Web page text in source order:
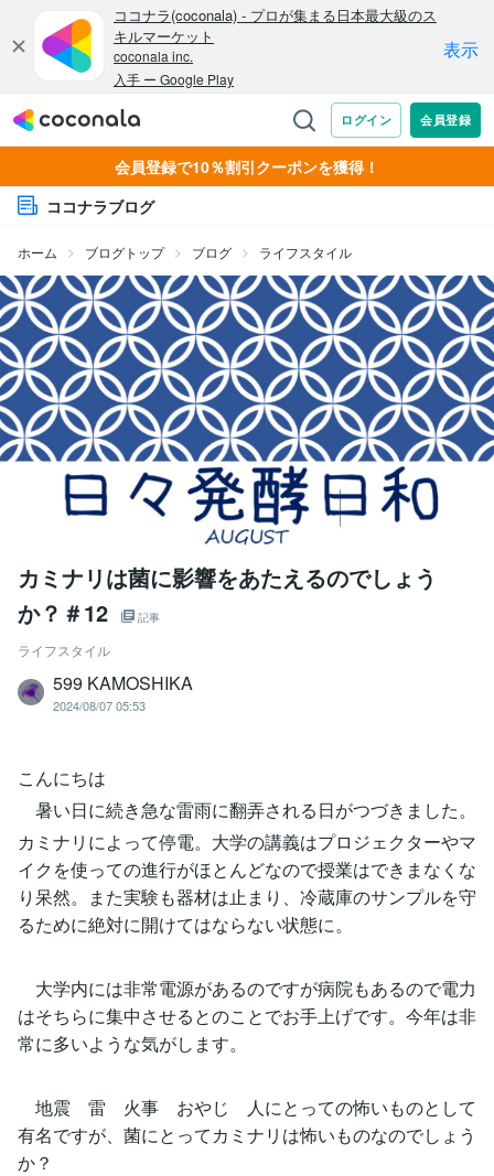
会員登録で10％割引クーポンを獲得！
ココナラブログ
ホーム ブログトップ ブログ ライフスタイル
カミナリは菌に影響をあたえるのでしょう
か？＃12
記事
ライフスタイル
599 KAMOSHIKA
2024/08/07 05:53
こんにちは
暑い日に続き急な雷雨に翻弄される日がつづきました。
カミナリによって停電。大学の講義はプロジェクターやマ
イクを使っての進行がほとんどなので授業はできまなくな
り呆然。また実験も器材は止まり、冷蔵庫のサンプルを守
るために絶対に開けてはならない状態に。
大学内には非常電源があるのですが病院もあるので電力
はそちらに集中させるとのことでお手上げです。今年は非
常に多いような気がします。
地震 雷 火事 おやじ 人にとっての怖いものとして
有名ですが、菌にとってカミナリは怖いものなのでしょう
か？